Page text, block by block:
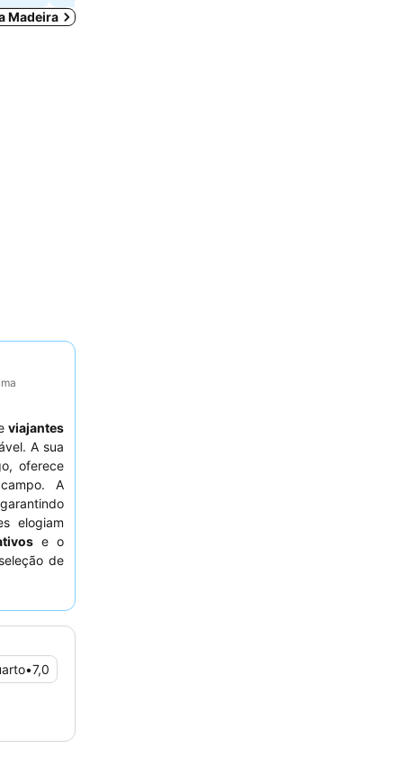
Madeira
viajantes
A sua
oferece
A
elogiam
e o
de
•7,0